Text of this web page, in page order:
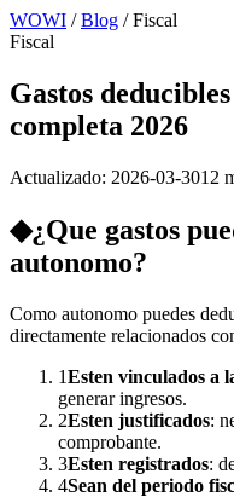
WOWI /Blog /Fiscal
Fiscal
Gastos
completa 2026
Actualizado: 2026-03-3012
◆¿Que gastos
autonomo?
Como autonomo puedes
directamente relacionados
1Esten vinculados a
generar ingresos.
2Esten justificados:
comprobante.
3Esten registrados:
4Sean del periodo